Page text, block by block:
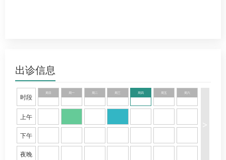
出诊信息
时段
上午
下午
夜晚
周日 周一 周三 周四 周五 周六
>